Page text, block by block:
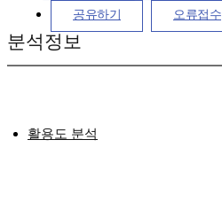
공유하기 오류접수
분석정보
활용도 분석